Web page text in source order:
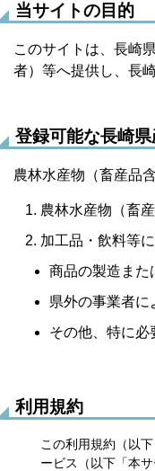
当サイトの目的
このサイトは、長崎
者）等へ提供し、長
登録可能な長崎
農林水産物（畜産品
農林水産物（畜
加工品・飲料等
商品の製造また
県外の事業者に
その他、特に必
利用規約
この利用規約（以
ービス（以下「本